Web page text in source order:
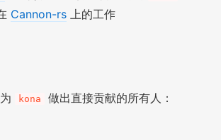
Cannon-rs 上的工作
kona 做出直接贡献的所有人：